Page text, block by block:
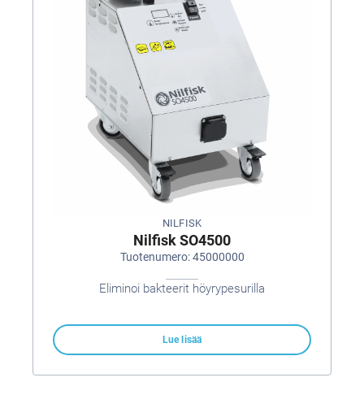
NILFISK
Nilfisk SO4500
Tuotenumero: 45000000
Eliminoi bakteerit höyrypesurilla
Lue lisää